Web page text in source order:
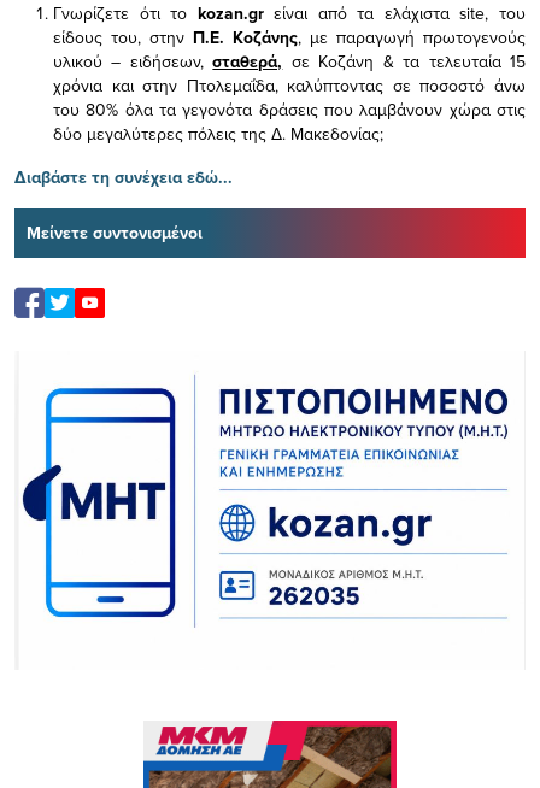
Γνωρίζετε ότι το kozan.gr είναι από τα ελάχισταsite, του
είδους του, στην Π.Ε. Κοζάνης, με παραγωγή πρωτογενούς
υλικού – ειδήσεων,σταθερά, σε Κοζάνη & τα τελευταία 15
χρόνια και στην Πτολεμαΐδα, καλύπτοντας σε ποσοστό άνω
του 80% όλα τα γεγονότα δράσεις που λαμβάνουν χώρα στις
δύο μεγαλύτερες πόλεις της Δ. Μακεδονίας;
Διαβάστε τη συνέχεια εδώ...
Μείνετε συντονισμένοι